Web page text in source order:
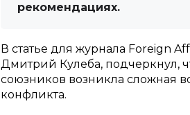
рекомендациях.
В статье для журнала Foreign
Дмитрий Кулеба, подчеркнул,
союзников возникла сложная
конфликта.